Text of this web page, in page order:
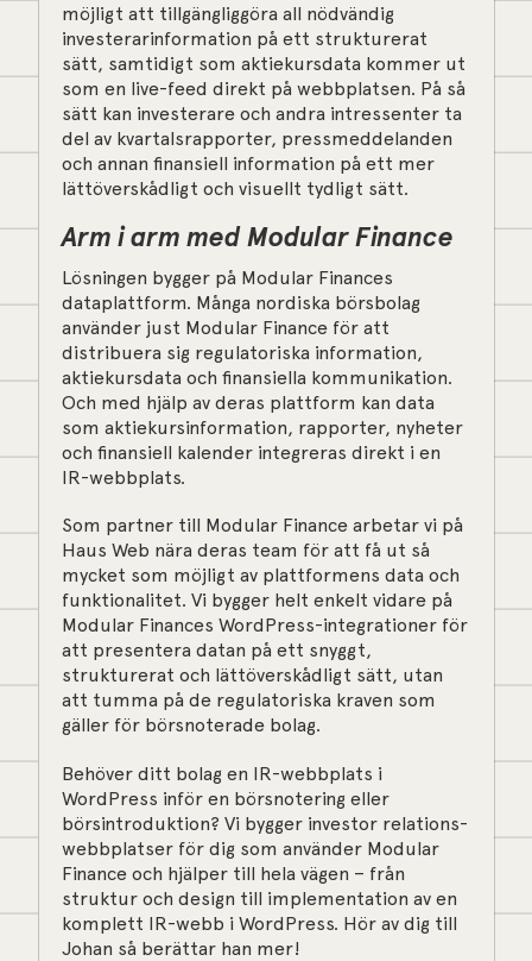
möjligt att tillgängliggöra all nödvändig
investerarinformation på ett strukturerat
sätt, samtidigt som aktiekursdata kommer ut
som en live-feed direkt på webbplatsen. På så
sätt kan investerare och andra intressenter ta
del av kvartalsrapporter, pressmeddelanden
och annan finansiell information på ett mer
lättöverskådligt och visuellt tydligt sätt.
Arm i arm med Modular Finance
Lösningen bygger på Modular Finances
dataplattform. Många nordiska börsbolag
använder just Modular Finance för att
distribuera sig regulatoriska information,
aktiekursdata och finansiella kommunikation.
Och med hjälp av deras plattform kan data
som aktiekursinformation, rapporter, nyheter
och finansiell kalender integreras direkt i en
IR-webbplats.
Som partner till Modular Finance arbetar vi på
Haus Web nära deras team för att få ut så
mycket som möjligt av plattformens data och
funktionalitet. Vi bygger helt enkelt vidare på
Modular Finances WordPress-integrationer för
att presentera datan på ett snyggt,
strukturerat och lättöverskådligt sätt, utan
att tumma på de regulatoriska kraven som
gäller för börsnoterade bolag.
Behöver ditt bolag en IR-webbplats i
WordPress inför en börsnotering eller
börsintroduktion? Vi bygger investor relations-
webbplatser för dig som använder Modular
Finance och hjälper till hela vägen – från
struktur och design till implementation av en
komplett IR-webb i WordPress. Hör av dig till
Johan så berättar han mer!